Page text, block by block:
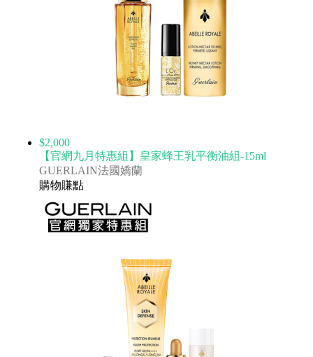
$2,000
【官網九月特惠組】皇家蜂王乳平衡油組-15ml
GUERLAIN法國嬌蘭
購物賺點